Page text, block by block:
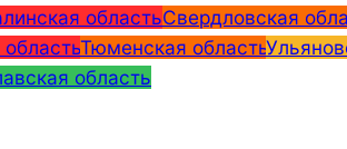
областьСвердловская
Тюменская область
область